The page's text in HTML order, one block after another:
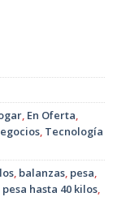
, En Oferta,
, Tecnología
, balanzas, pesa,
pesa hasta 40 kilos,